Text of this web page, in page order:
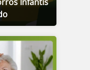
Infantis